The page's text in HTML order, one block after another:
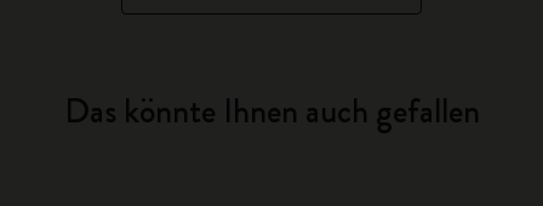
Das könnte Ihnen auch gefallen